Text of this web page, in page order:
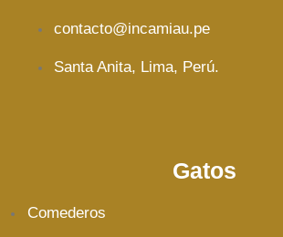
contacto@incamiau.pe
Santa Anita, Lima, Perú.
Gatos
Comederos